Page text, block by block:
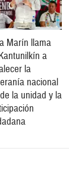
Marín llama
a
la
nacional
la unidad y la